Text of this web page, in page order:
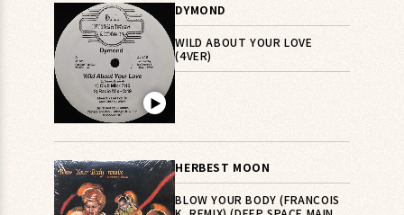
▶︎
DYMOND
WILD ABOUT YOUR LOVE
(4VER)
HERBEST MOON
BLOW YOUR BODY (FRANCOIS